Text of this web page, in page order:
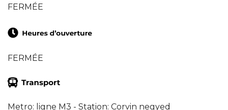
FERMÉE
FERMÉE
Metro: ligne M3 - Station: Corvin negyed